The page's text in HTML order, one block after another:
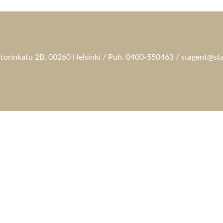
2B, 00260 Helsinki / Puh. 0400-550463 /